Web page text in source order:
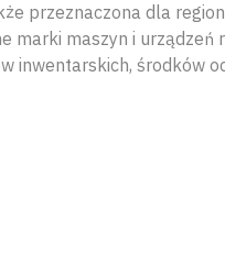
przeznaczona dla
marki maszyn i urządzeń
inwentarskich, środków